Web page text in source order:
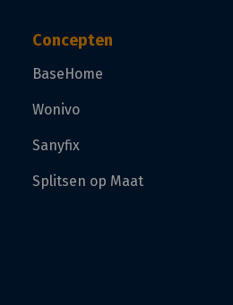
Concepten
BaseHome
Wonivo
Sanyfix
Splitsen op Maat